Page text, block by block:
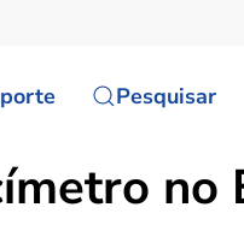
Pesquisar
no